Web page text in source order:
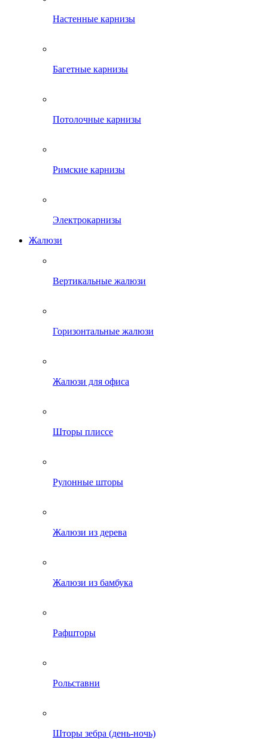
Настенные карнизы
Багетные карнизы
Потолочные карнизы
Римские карнизы
Электрокарнизы
Жалюзи
Вертикальные жалюзи
Горизонтальные жалюзи
Жалюзи для офиса
Шторы плиссе
Рулонные шторы
Жалюзи из дерева
Жалюзи из бамбука
Рафшторы
Рольставни
Шторы зебра (день-ночь)